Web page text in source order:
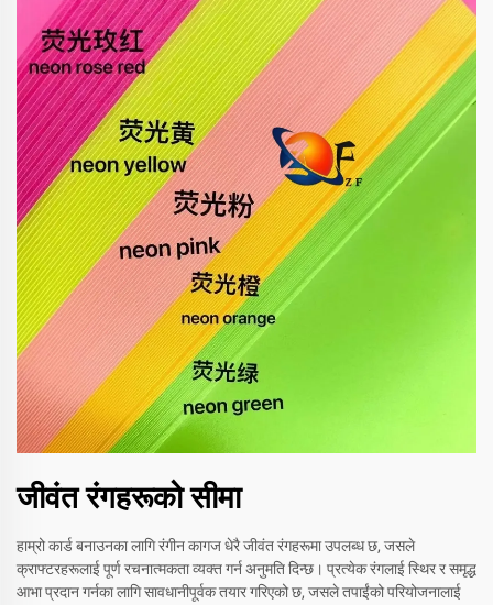
जीवंत रंगहरूको सीमा
हाम्रो कार्ड बनाउनका लागि रंगीन कागज धेरै जीवंत रंगहरूमा उपलब्ध छ, जसले
क्राफ्टरहरूलाई पूर्ण रचनात्मकता व्यक्त गर्न अनुमति दिन्छ। प्रत्येक रंगलाई स्थिर र समृद्ध
आभा प्रदान गर्नका लागि सावधानीपूर्वक तयार गरिएको छ, जसले तपाईंको परियोजनालाई